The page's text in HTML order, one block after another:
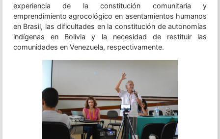
experiencia de la constitución comunitaria y
emprendimiento agrocológico en asentamientos humanos
en Brasil, las dificultades en la constitución de autonomías
indígenas en Bolivia y la necesidad de restituir las
comunidades en Venezuela, respectivamente.